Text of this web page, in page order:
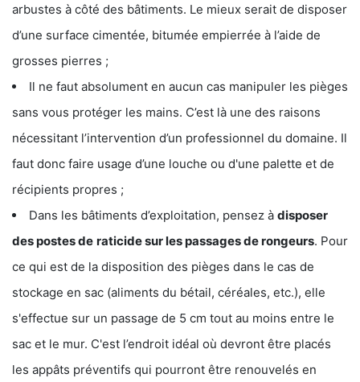
arbustes à côté des bâtiments. Le mieux serait de disposer
d’une surface cimentée, bitumée empierrée à l’aide de
grosses pierres ;
Il ne faut absolument en aucun cas manipuler les pièges
sans vous protéger les mains. C’est là une des raisons
nécessitant l’intervention d’un professionnel du domaine. Il
faut donc faire usage d’une louche ou d'une palette et de
récipients propres ;
Dans les bâtiments d’exploitation, pensez à disposer
des postes de raticide sur les passages de rongeurs. Pour
ce qui est de la disposition des pièges dans le cas de
stockage en sac (aliments du bétail, céréales, etc.), elle
s'effectue sur un passage de 5 cm tout au moins entre le
sac et le mur. C'est l’endroit idéal où devront être placés
les appâts préventifs qui pourront être renouvelés en